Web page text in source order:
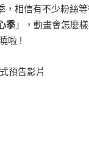
相信有不少粉絲
季 」，動畫會怎麼
啦 !
預告影片